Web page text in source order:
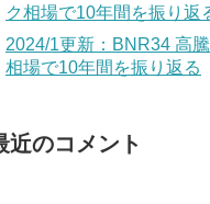
ク相場で10年間を振り返
2024/1更新：BNR34 高
相場で10年間を振り返る
近のコメント